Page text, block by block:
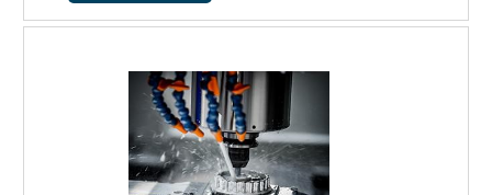
essa ação, por sua vez, fica por....